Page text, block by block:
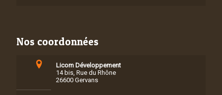
Nos coordonnées
Licom Développement
14 bis, Rue du Rhône
26600 Gervans